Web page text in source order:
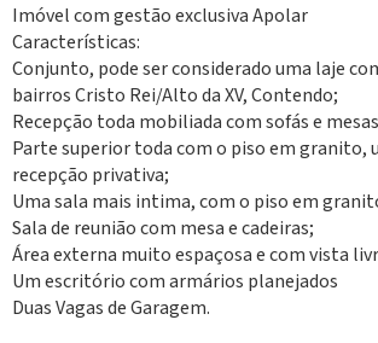
Imóvel com gestão exclusiva Apolar
Características:
Conjunto, pode ser considerado uma laje
bairros Cristo Rei/Alto da XV, Contendo;
Recepção toda mobiliada com sofás e
Parte superior toda com o piso em granito,
recepção privativa;
Uma sala mais intima, com o piso em
Sala de reunião com mesa e cadeiras;
Área externa muito espaçosa e com vista
Um escritório com armários planejados
Duas Vagas de Garagem.